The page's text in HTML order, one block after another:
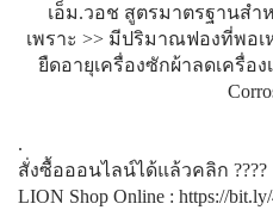
เอ็ม.วอช สูตรมาตรฐานสำ
เพราะ >> มีปริมาณฟองที่พอ
ยืดอายุเครื่องซักผ้าลดเครื่อ
.​
สั่งซื้อออนไลน์ได้แล้วคลิก ????​​​​​​​
LION Shop Online : https://